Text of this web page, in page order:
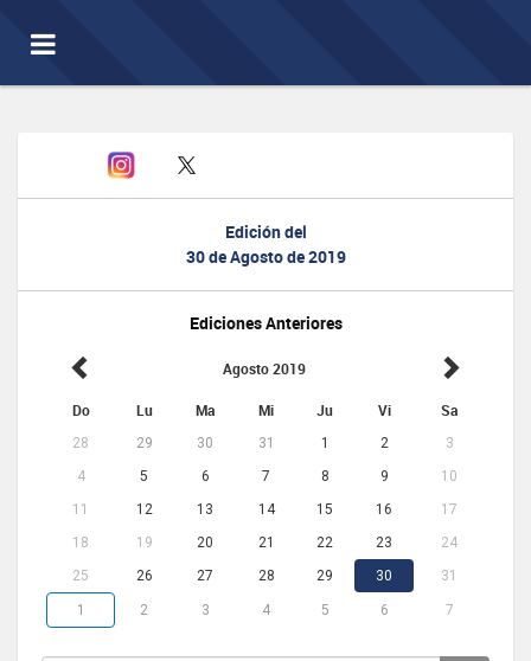
Toggle
navigation
Edición del
30 de Agosto de 2019
Ediciones Anteriores
Agosto 2019
Do Lu Ma Mi Ju Vi Sa
28 29 30 31 1 2
3
4
5 6 7 8 9
10
11
12 13 14 15 16
17
18
19 20 21 22 23
24
25
26 27 28 29 30 31
1 2 3 4 5 6 7